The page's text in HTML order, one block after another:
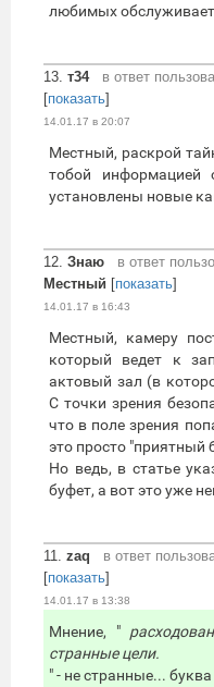
любимых
13. т34 в ответ
[показать]
14.01.17 в 20:07
Местный, раскрой
тобой
установлены новые
12. Знаю
в ответ
Местный [показать]
14.01.17 в 16:43
Местный, камеру
который ведет к
актовый зал (в
С точки зрения
что в поле зрения
это просто "приятный
Но ведь, в статье
буфет, а вот это уже
11. zaq в ответ
[показать]
14.01.17 в 13:38
Мнение, "
странные цели.
" - не странные...